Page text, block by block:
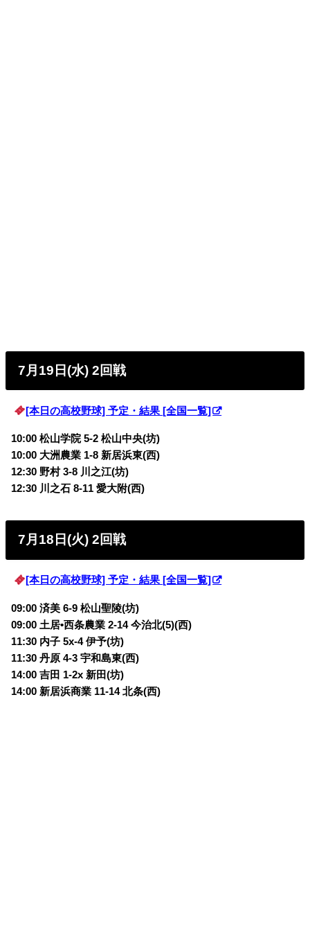
7月19日(水) 2回戦
[本日の高校野球] 予定・結果 [全国一覧]
10:00 松山学院 5-2 松山中央(坊)
10:00 大洲農業 1-8 新居浜東(西)
12:30 野村 3-8 川之江(坊)
12:30 川之石 8-11 愛大附(西)
7月18日(火) 2回戦
[本日の高校野球] 予定・結果 [全国一覧]
09:00 済美 6-9 松山聖陵(坊)
09:00 土居•西条農業 2-14 今治北(5)(西)
11:30 内子 5x-4 伊予(坊)
11:30 丹原 4-3 宇和島東(西)
14:00 吉田 1-2x 新田(坊)
14:00 新居浜商業 11-14 北条(西)